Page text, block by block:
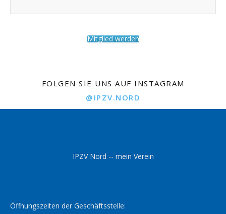
Mitglied werden
FOLGEN SIE UNS AUF INSTAGRAM
@IPZV.NORD
IPZV Nord -- mein Verein
Öffnungszeiten der Geschäftsstelle: